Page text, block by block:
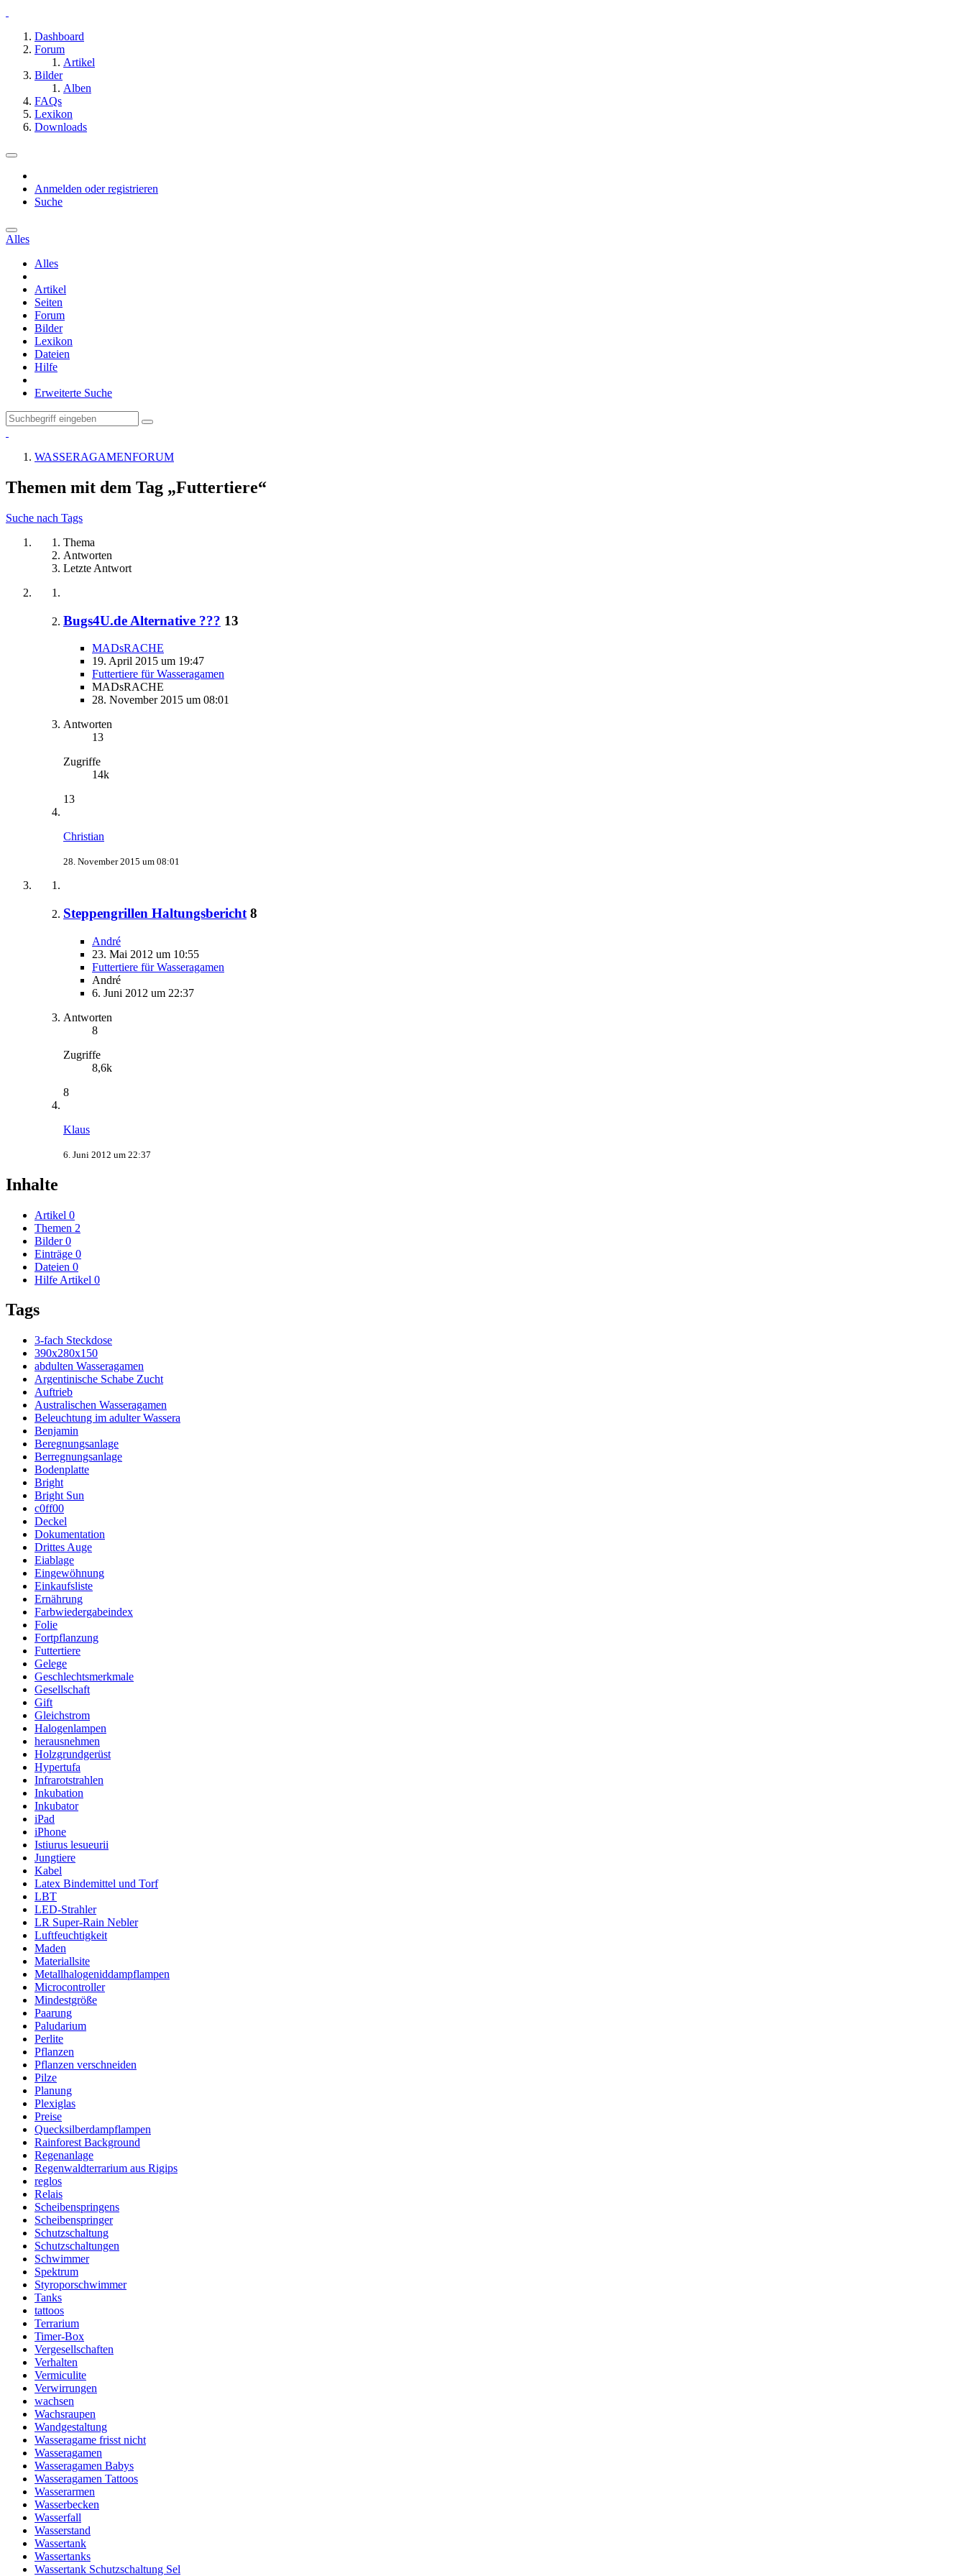
Dashboard
Forum
Artikel
Bilder
Alben
FAQs
Lexikon
Downloads
Anmelden oder registrieren
Suche
Alles
Alles
Artikel
Seiten
Forum
Bilder
Lexikon
Dateien
Hilfe
Erweiterte Suche
WASSERAGAMENFORUM
Themen mit dem Tag „Futtertiere“
Suche nach Tags
Thema
Antworten
Letzte Antwort
Bugs4U.de Alternative ??? 13
MADsRACHE
19. April 2015 um 19:47
Futtertiere für Wasseragamen
MADsRACHE
28. November 2015 um 08:01
Antworten
13
Zugriffe
14k
13
Christian
28. November 2015 um 08:01
Steppengrillen Haltungsbericht 8
André
23. Mai 2012 um 10:55
Futtertiere für Wasseragamen
André
6. Juni 2012 um 22:37
Antworten
8
Zugriffe
8,6k
8
Klaus
6. Juni 2012 um 22:37
Inhalte
Artikel 0
Themen 2
Bilder 0
Einträge 0
Dateien 0
Hilfe Artikel 0
Tags
3-fach Steckdose
390x280x150
abdulten Wasseragamen
Argentinische Schabe Zucht
Auftrieb
Australischen Wasseragamen
Beleuchtung im adulter Wassera
Benjamin
Beregnungsanlage
Berregnungsanlage
Bodenplatte
Bright
Bright Sun
c0ff00
Deckel
Dokumentation
Drittes Auge
Eiablage
Eingewöhnung
Einkaufsliste
Ernährung
Farbwiedergabeindex
Folie
Fortpflanzung
Futtertiere
Gelege
Geschlechtsmerkmale
Gesellschaft
Gift
Gleichstrom
Halogenlampen
herausnehmen
Holzgrundgerüst
Hypertufa
Infrarotstrahlen
Inkubation
Inkubator
iPad
iPhone
Istiurus lesueurii
Jungtiere
Kabel
Latex Bindemittel und Torf
LBT
LED-Strahler
LR Super-Rain Nebler
Luftfeuchtigkeit
Maden
Materiallsite
Metallhalogeniddampflampen
Microcontroller
Mindestgröße
Paarung
Paludarium
Perlite
Pflanzen
Pflanzen verschneiden
Pilze
Planung
Plexiglas
Preise
Quecksilberdampflampen
Rainforest Background
Regenanlage
Regenwaldterrarium aus Rigips
reglos
Relais
Scheibenspringens
Scheibenspringer
Schutzschaltung
Schutzschaltungen
Schwimmer
Spektrum
Styroporschwimmer
Tanks
tattoos
Terrarium
Timer-Box
Vergesellschaften
Verhalten
Vermiculite
Verwirrungen
wachsen
Wachsraupen
Wandgestaltung
Wasseragame frisst nicht
Wasseragamen
Wasseragamen Babys
Wasseragamen Tattoos
Wasserarmen
Wasserbecken
Wasserfall
Wasserstand
Wassertank
Wassertanks
Wassertank Schutzschaltung Sel